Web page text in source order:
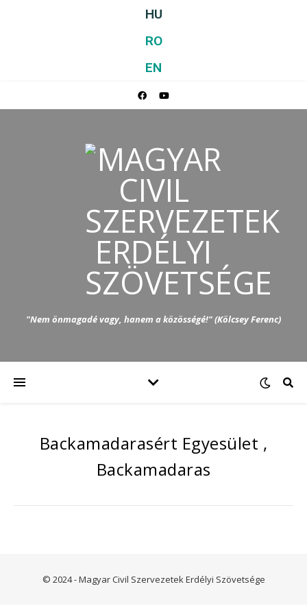
HU
RO
EN
"Nem önmagadé vagy, hanem a közösségé!" (Kölcsey Ferenc)
Backamadarasért Egyesület ,
Backamadaras
© 2024 - Magyar Civil Szervezetek Erdélyi Szövetsége